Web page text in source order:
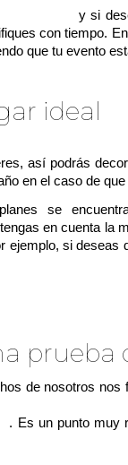
y si
con tiempo.
que tu evento
ideal
así podrás
en el caso de
se
en cuenta la
ejemplo, si deseas
de nosotros nos
. Es un punto muy